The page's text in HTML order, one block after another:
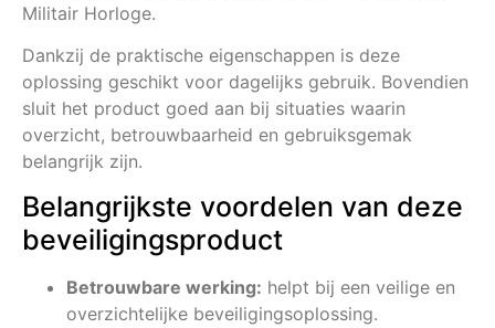
Militair Horloge.
Dankzij de praktische eigenschappen is deze
oplossing geschikt voor dagelijks gebruik. Bovendien
sluit het product goed aan bij situaties waarin
overzicht, betrouwbaarheid en gebruiksgemak
belangrijk zijn.
Belangrijkste voordelen van deze
beveiligingsproduct
Betrouwbare werking: helpt bij een veilige en
overzichtelijke beveiligingsoplossing.